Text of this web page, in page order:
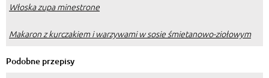
Włoska zupa minestrone
Makaron z kurczakiem i warzywami w sosie śmietanowo-ziołowym
Podobne przepisy